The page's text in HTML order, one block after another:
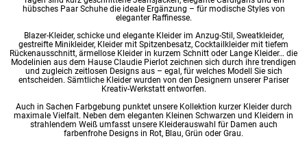
hübsches Paar Schuhe die ideale Ergänzung – für modische Styles von
eleganter Raffinesse.
Blazer-Kleider, schicke und elegante Kleider im Anzug-Stil, Sweatkleider,
gestreifte Minikleider, Kleider mit Spitzenbesatz, Cocktailkleider mit tiefem
Rückenausschnitt, ärmellose Kleider in kurzem Schnitt oder Lange Kleider… die
Modelinien aus dem Hause Claudie Pierlot zeichnen sich durch ihre trendigen
und zugleich zeitlosen Designs aus – egal, für welches Modell Sie sich
entscheiden. Sämtliche Kleider wurden von den Designern unserer Pariser
Kreativ-Werkstatt entworfen.
Auch in Sachen Farbgebung punktet unsere Kollektion kurzer Kleider durch
maximale Vielfalt. Neben dem eleganten Kleinen Schwarzen und Kleidern in
strahlendem Weiß umfasst unsere Kleiderauswahl für Damen auch
farbenfrohe Designs in Rot, Blau, Grün oder Grau.